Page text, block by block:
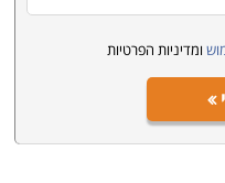
ומדיניות הפרטיות